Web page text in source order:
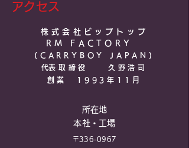
アクセス
株式会社ビップトップ
RM FACTO
RY
(CARRYBOY JAPAN)​
​代表取締役 久野浩司
​創業 1993年11月
所在地
本社・工場
〒336-0967